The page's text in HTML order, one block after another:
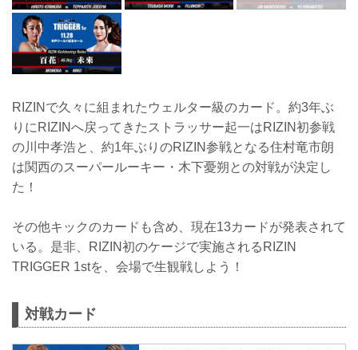
RIZINで久々に組まれたウェルター級のカード。約3年ぶ
りにRIZINへ戻ってきたストラッサー起一はRIZIN初参戦
の川中孝浩と、約1年ぶりのRIZIN参戦となる住村竜市朗
は関西のスーパールーキー・木下憂朔との対戦が決定し
た！
その他キックのカードも含め、現在13カードが発表されて
いる。是非、RIZIN初のケージで実施されるRIZIN
TRIGGER 1stを、会場で生観戦しよう！
対戦カード